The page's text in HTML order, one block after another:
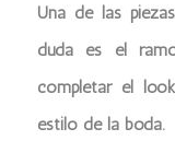
Una de las
duda es el
completar el
estilo de la boda.